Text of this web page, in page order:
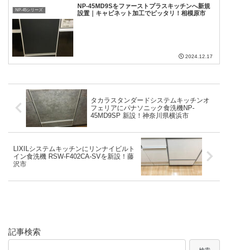
NP-45シリーズ
NP-45MD9Sをファーストプラスキッチンへ新規
設置｜キャビネット加工でピッタリ！相模原市
2024.12.17
タカラスタンダードシステムキッチンオ
フェリアにパナソニック食洗機NP-
45MD9SP 新設！神奈川県横浜市
LIXILシステムキッチンにリンナイビルト
イン食洗機 RSW-F402CA-SVを新設！藤
沢市
記事検索